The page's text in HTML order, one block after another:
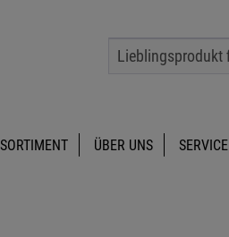
SORTIMENT ÜBER UNS SERVICE